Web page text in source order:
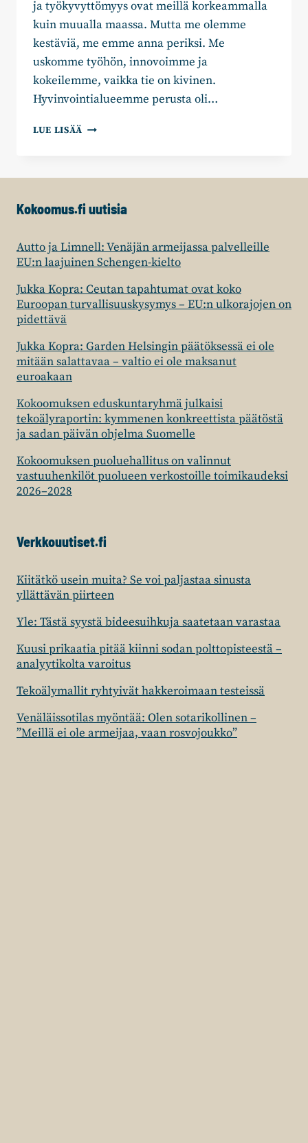
ja työkyvyttömyys ovat meillä korkeammalla
kuin muualla maassa. Mutta me olemme
kestäviä, me emme anna periksi. Me
uskomme työhön, innovoimme ja
kokeilemme, vaikka tie on kivinen.
Hyvinvointialueemme perusta oli…
LUE LISÄÄ JOHANNA
Kokoomus.fi uutisia
Autto ja Limnell: Venäjän armeijassa palvelleille
EU:n laajuinen Schengen-kielto
Jukka Kopra: Ceutan tapahtumat ovat koko
Euroopan turvallisuuskysymys – EU:n ulkorajojen on
pidettävä
Jukka Kopra: Garden Helsingin päätöksessä ei ole
mitään salattavaa – valtio ei ole maksanut
euroakaan
Kokoomuksen eduskuntaryhmä julkaisi
tekoälyraportin: kymmenen konkreettista päätöstä
ja sadan päivän ohjelma Suomelle
Kokoomuksen puoluehallitus on valinnut
vastuuhenkilöt puolueen verkostoille toimikaudeksi
2026–2028
Verkkouutiset.fi
Kiitätkö usein muita? Se voi paljastaa sinusta
yllättävän piirteen
Yle: Tästä syystä bideesuihkuja saatetaan varastaa
Kuusi prikaatia pitää kiinni sodan polttopisteestä –
analyytikolta varoitus
Tekoälymallit ryhtyivät hakkeroimaan testeissä
Venäläissotilas myöntää: Olen sotarikollinen –
”Meillä ei ole armeijaa, vaan rosvojoukko”